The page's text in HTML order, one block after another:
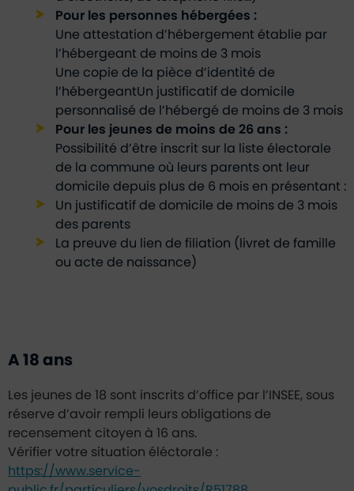
Pour les personnes hébergées :
Une attestation d’hébergement établie par
l’hébergeant de moins de 3 mois
Une copie de la pièce d’identité de
l’hébergeantUn justificatif de domicile
personnalisé de l’hébergé de moins de 3 mois
Pour les jeunes de moins de 26 ans :
Possibilité d’être inscrit sur la liste électorale
de la commune où leurs parents ont leur
domicile depuis plus de 6 mois en présentant :
Un justificatif de domicile de moins de 3 mois
des parents
La preuve du lien de filiation (livret de famille
ou acte de naissance)
A 18 ans
Les jeunes de 18 sont inscrits d’office par l’INSEE, sous
réserve d’avoir rempli leurs obligations de
recensement citoyen à 16 ans.
Vérifier votre situation éléctorale :
https://www.service-